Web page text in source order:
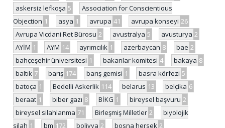
askersiz lefkoşa 5
Association for Conscientious
Objection 1 asya 1 avrupa 41 avrupa konseyi 26
Avrupa Vicdani Ret Bürosu 2 avustralya 5 avusturya 2
AYİM 1 AYM 14 ayrımcılık 1 azerbaycan 8 bae 2
bahçeşehir üniversitesi 1 bakanlar komitesi 4 bakaya 8
baltık 7 barış 174 barış gemisi 1 basra körfezi 5
batoça 1 Bedelli Askerlik 114 belarus 13 belçika 6
beraat 1 biber gazı 8 BİKG 1 bireysel başvuru 2
bireysel silahlanma 71 Birleşmiş Milletler 2
biyolojik
silah 1 bm 172 bolivya 2 bosna hersek 2